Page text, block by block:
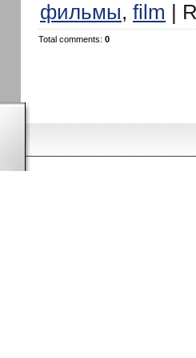
http://turbobit.net/
фильмы, film |
Total comments: 0